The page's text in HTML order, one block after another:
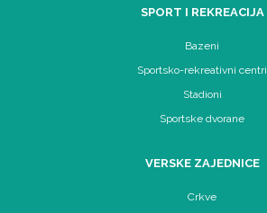
SPORT I REKREACIJA
Bazeni
Sportsko-rekreativni centri
Stadioni
Sportske dvorane
VERSKE ZAJEDNICE
Crkve